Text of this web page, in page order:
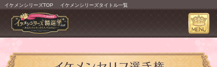
イケメンシリーズTOP イケメンシリーズタイトル一覧